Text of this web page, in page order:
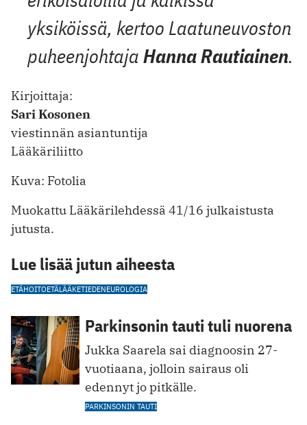
yksiköissä, kertoo Laatuneuvoston
puheenjohtajaHanna Rautiainen.
Kirjoittaja:
Sari Kosonen
viestinnän asiantuntija
Lääkäriliitto
Kuva: Fotolia
Muokattu Lääkärilehdessä 41/16 julkaistusta
jutusta.
Lue lisää jutun aiheesta
ETÄHOITOETÄLÄÄKETIEDENEUROLOGIA
Parkinsonin tauti tuli nuorena
Jukka Saarela sai diagnoosin 27-
vuotiaana, jolloin sairaus oli
edennyt jo pitkälle.
PARKINSONIN TAUTI